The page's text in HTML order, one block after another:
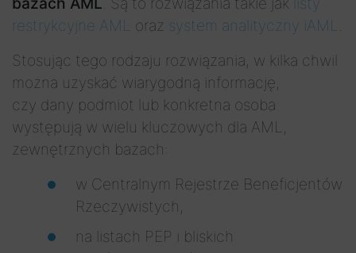
restrykcyjne AML oraz system analityczny iAML.
Stosując tego rodzaju rozwiązania, w kilka chwil
można uzyskać wiarygodną informację,
czy dany podmiot lub konkretna osoba
występują w wielu kluczowych dla AML,
zewnętrznych bazach:
w Centralnym Rejestrze Beneficjentów
Rzeczywistych,
na listach PEP i bliskich